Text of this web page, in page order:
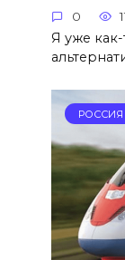
0
Я уже как-
РОССИЯ